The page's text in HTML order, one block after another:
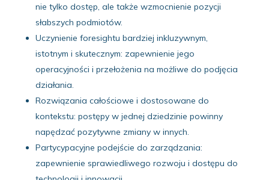
nie tylko dostęp, ale także wzmocnienie pozycji
słabszych podmiotów.
Uczynienie foresightu bardziej inkluzywnym,
istotnym i skutecznym: zapewnienie jego
operacyjności i przełożenia na możliwe do podjęcia
działania.
Rozwiązania całościowe i dostosowane do
kontekstu: postępy w jednej dziedzinie powinny
napędzać pozytywne zmiany w innych.
Partycypacyjne podejście do zarządzania:
zapewnienie sprawiedliwego rozwoju i dostępu do